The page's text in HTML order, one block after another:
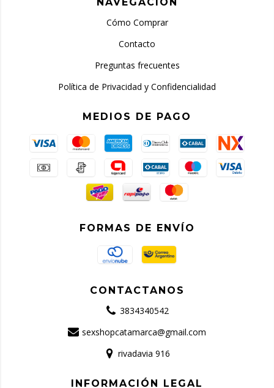
Cómo Comprar
Contacto
Preguntas frecuentes
Política de Privacidad y Confidencialidad
MEDIOS DE PAGO
FORMAS DE ENVÍO
CONTACTANOS
3834340542
sexshopcatamarca@gmail.com
rivadavia 916
INFORMACIÓN LEGAL